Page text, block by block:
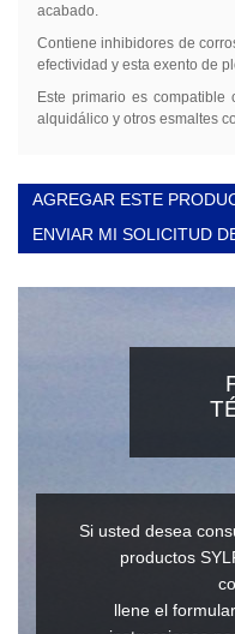
acabado.
Contiene inhibidores de
efectividad y esta exento de
Este primario es compatible
alquidálico y otros esmaltes
AGREGAR ESTE
ENVIAR MI SOLICITUD
Si usted desea
productos
llene el